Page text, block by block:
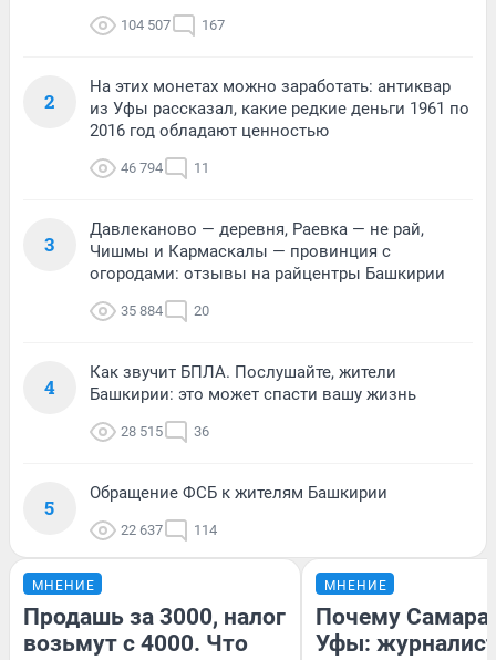
104 507 167
2
На этих монетах можно заработать: антиквар
из Уфы рассказал, какие редкие деньги 1961 по
2016 год обладают ценностью
46 794 11
3
Давлеканово — деревня, Раевка — не рай,
Чишмы и Кармаскалы — провинция с
огородами: отзывы на райцентры Башкирии
35 884 20
4
Как звучит БПЛА. Послушайте, жители
Башкирии: это может спасти вашу жизнь
28 515 36
5
Обращение ФСБ к жителям Башкирии
22 637 114
МНЕНИЕ
Продашь за 3000, налог
возьмут с 4000. Что
МНЕНИЕ
Почему Самара
Уфы: